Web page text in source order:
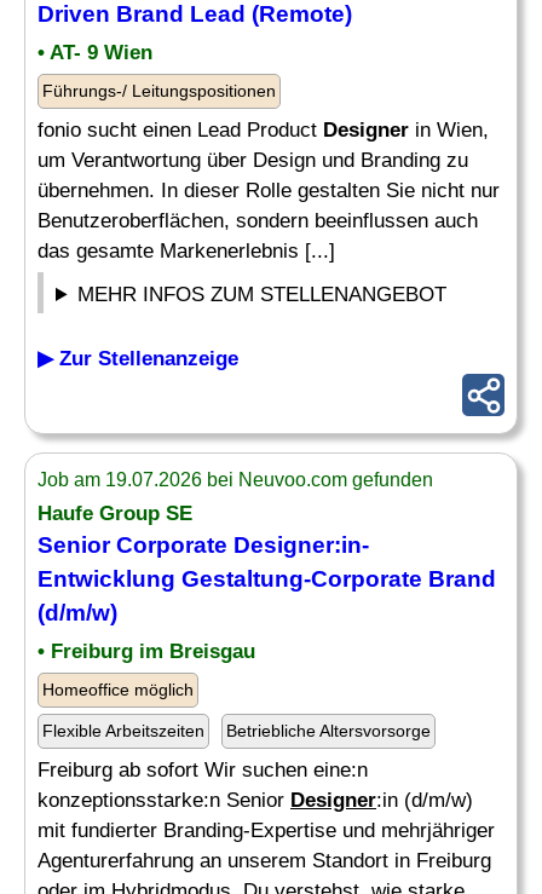
Driven Brand Lead (Remote)
• AT- 9 Wien
Führungs-/ Leitungspositionen
fonio sucht einen Lead Product Designer in Wien,
um Verantwortung über Design und Branding zu
übernehmen. In dieser Rolle gestalten Sie nicht nur
Benutzeroberflächen, sondern beeinflussen auch
das gesamte Markenerlebnis [...]
MEHR INFOS ZUM STELLENANGEBOT
▶ Zur Stellenanzeige
Job am 19.07.2026 bei Neuvoo.com gefunden
Haufe Group SE
Senior Corporate Designer:in-
Entwicklung Gestaltung-Corporate Brand
(d/m/w)
• Freiburg im Breisgau
Homeoffice möglich
Flexible Arbeitszeiten Betriebliche Altersvorsorge
Freiburg ab sofort Wir suchen eine:n
konzeptionsstarke:n Senior Designer:in (d/m/w)
mit fundierter Branding-Expertise und mehrjähriger
Agenturerfahrung an unserem Standort in Freiburg